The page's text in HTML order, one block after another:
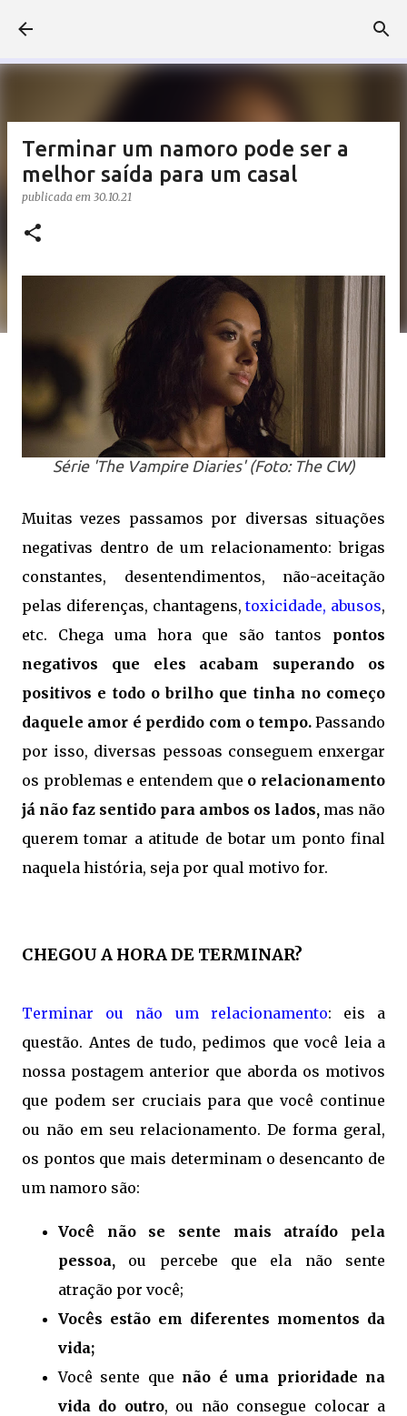
Terminar um namoro pode ser a
melhor saída para um casal
publicada em 30.10.21
Série 'The Vampire Diaries' (Foto: The CW)
Muitas vezes passamos por diversas situações
negativas dentro de um relacionamento: brigas
constantes, desentendimentos, não-aceitação
pelas diferenças, chantagens,toxicidade, abusos,
etc. Chega uma hora que são tantos pontos
negativos que eles acabam superando os
positivos e todo o brilho que tinha no começo
daquele amor é perdido com o tempo. Passando
por isso, diversas pessoas conseguem enxergar
os problemas e entendem que o relacionamento
já não faz sentido para ambos os lados, mas não
querem tomar a atitude de botar um ponto final
naquela história, seja por qual motivo for.
CHEGOU A HORA DE TERMINAR?
Terminar ou não um relacionamento: eis a
questão. Antes de tudo, pedimos que você leia a
nossa postagem anterior que aborda os motivos
que podem ser cruciais para que você continue
ou não em seu relacionamento. De forma geral,
os pontos que mais determinam o desencanto de
um namoro são:
Você não se sente mais atraído pela
pessoa, ou percebe que ela não sente
atração por você;
Vocês estão em diferentes momentos da
vida;
Você sente que não é uma prioridade na
vida do outro, ou não consegue colocar a